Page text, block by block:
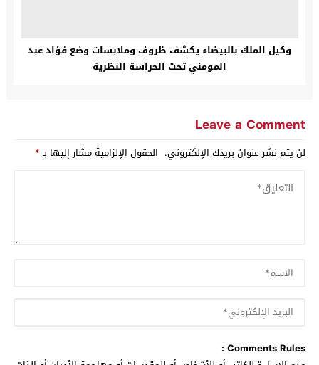
وكيل الملك بالبيضاء يكشف ظروف وملابسات وضع فؤاد عبد
المومني تحت الحراسة النظرية
Leave a Comment
لن يتم نشر عنوان بريدك الإلكتروني. الحقول الإلزامية مشار إليها بـ*
Comments Rules :